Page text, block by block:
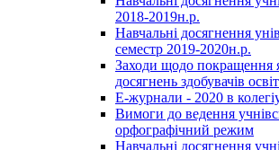
2018-2019н.р.
Навчальні досягнення
семестр 2019-2020н.р.
Заходи щодо покращення
досягнень здобувачів
Е-журнали - 2020 в
Вимоги до ведення
орфографічний режим
Навчальні досягнення